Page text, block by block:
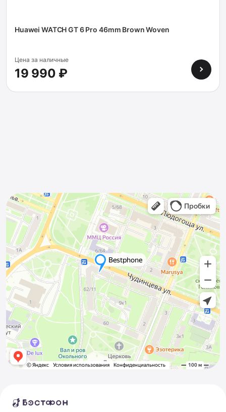
Huawei WATCH GT 6 Pro 46mm Brown Woven
Цена за наличные
19 990 ₽